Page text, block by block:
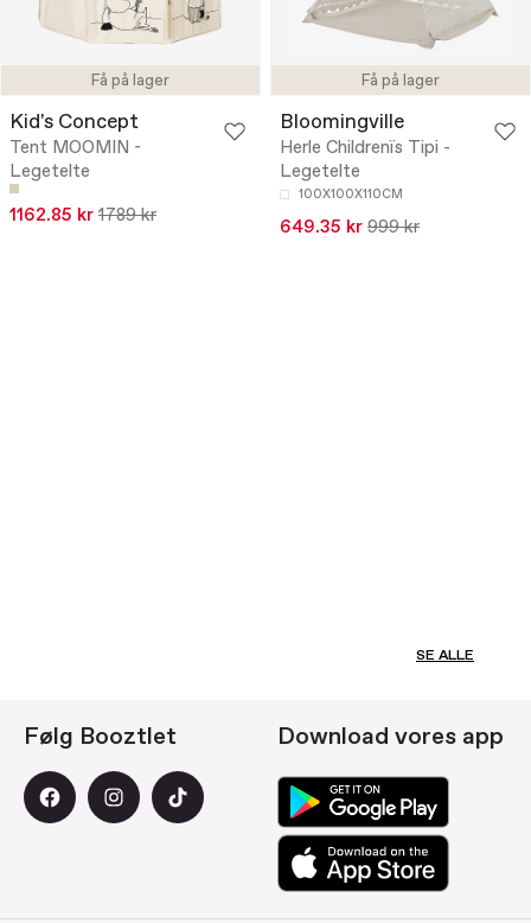
Få på lager
Kid's Concept
Tent MOOMIN -
Legetelte
1162.85 kr 1789 kr
Få på lager
Bloomingville
Herle Childrenïs Tipi -
Legetelte
100X100X110CM
649.35 kr 999 kr
SE ALLE
Følg Booztlet Download vores app